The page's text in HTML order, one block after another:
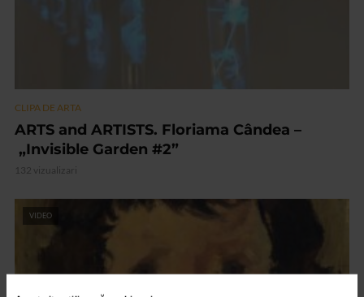
CLIPA DE ARTA
ARTS and ARTISTS. Floriama Cândea –
„Invisible Garden #2”
132 vizualizari
VIDEO